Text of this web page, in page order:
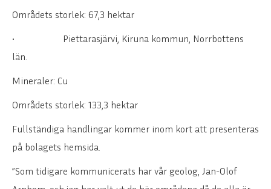
Områdets storlek: 67,3 hektar
• Piettarasjärvi, Kiruna kommun, Norrbottens
län.
Mineraler: Cu
Områdets storlek: 133,3 hektar
Fullständiga handlingar kommer inom kort att presenteras
på bolagets hemsida.
”Som tidigare kommunicerats har vår geolog, Jan-Olof